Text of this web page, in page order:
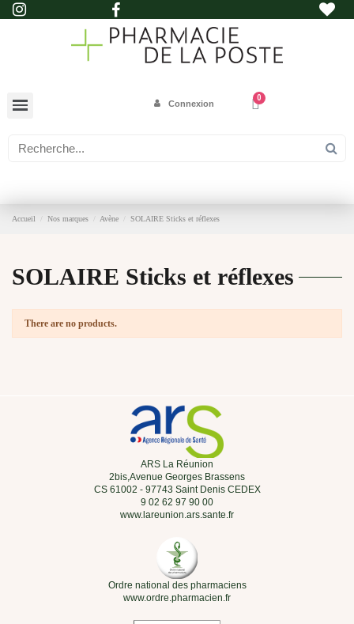
Connexion
Accueil Nos marques Avène SOLAIRE Sticks et réflexes
SOLAIRE Sticks et réflexes
There are no products.
ARS La Réunion
2bis,Avenue Georges Brassens
CS 61002 - 97743 Saint Denis CEDEX
9 02 62 97 90 00
www.lareunion.ars.sante.fr
Ordre national des pharmaciens
www.ordre.pharmacien.fr